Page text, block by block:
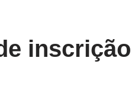
inscrição